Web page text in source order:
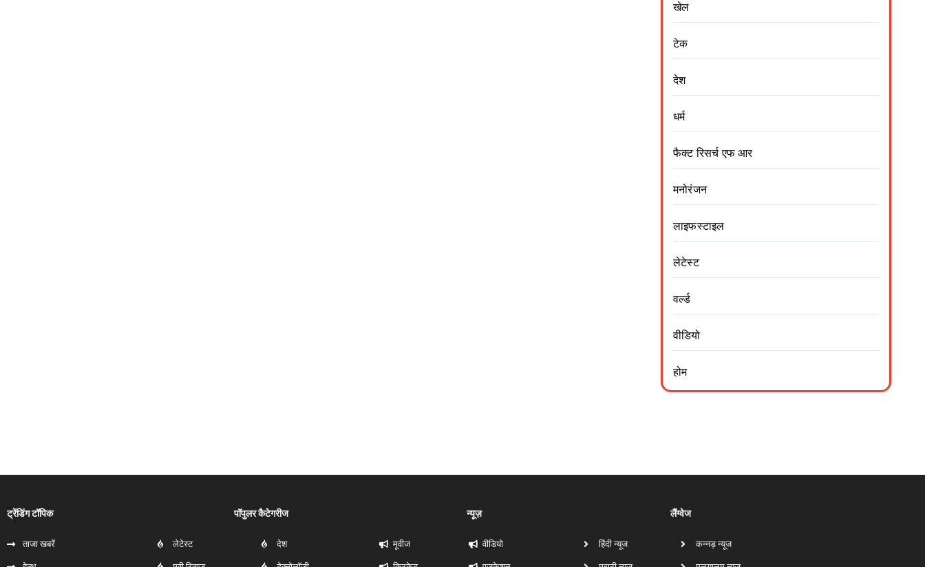
खेल
टेक
देश
धर्म
फैक्ट रिसर्च एफ आर
मनोरंजन
लाइफस्टाइल
लेटेस्ट
वर्ल्ड
वीडियो
होम
ट्रेंडिंग टॉपिक
ताजा खबरें
पॉपुलर कैटेगरीज
लेटेस्ट देश
न्यूज़
मूवीज वीडियो
लैंग्वेज
हिंदी न्यूज कन्नड़ न्यूज